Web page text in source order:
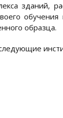
зданий,
обучения
образца.